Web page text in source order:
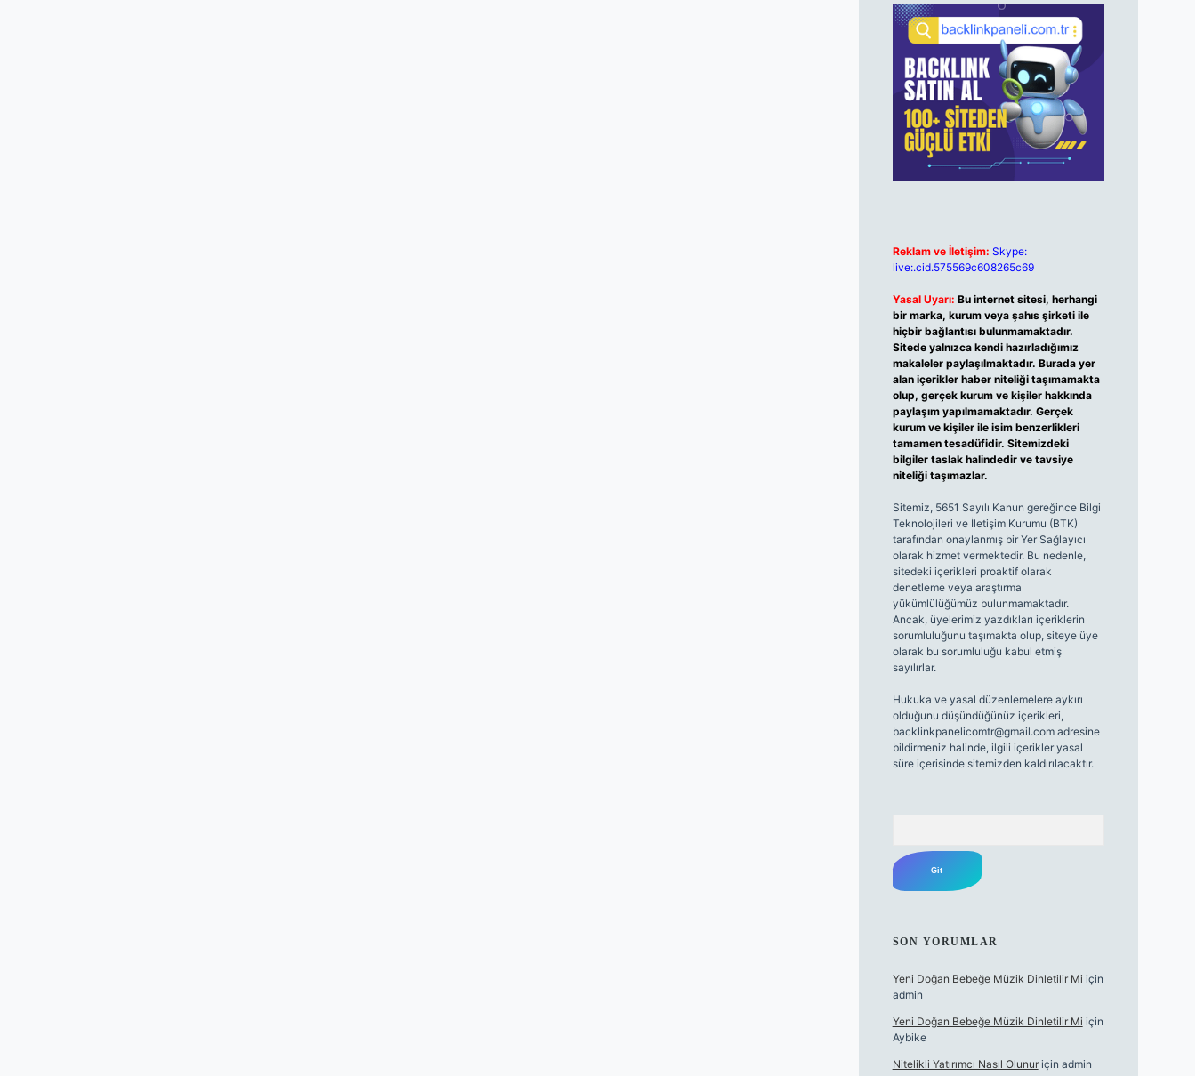
Reklam ve İletişim: Skype:
live:.cid.575569c608265c69
Yasal Uyarı: Bu internet sitesi, herhangi
bir marka, kurum veya şahıs şirketi ile
hiçbir bağlantısı bulunmamaktadır.
Sitede yalnızca kendi hazırladığımız
makaleler paylaşılmaktadır. Burada yer
alan içerikler haber niteliği taşımamakta
olup, gerçek kurum ve kişiler hakkında
paylaşım yapılmamaktadır. Gerçek
kurum ve kişiler ile isim benzerlikleri
tamamen tesadüfidir. Sitemizdeki
bilgiler taslak halindedir ve tavsiye
niteliği taşımazlar.
Sitemiz, 5651 Sayılı Kanun gereğince Bilgi
Teknolojileri ve İletişim Kurumu (BTK)
tarafından onaylanmış bir Yer Sağlayıcı
olarak hizmet vermektedir. Bu nedenle,
sitedeki içerikleri proaktif olarak
denetleme veya araştırma
yükümlülüğümüz bulunmamaktadır.
Ancak, üyelerimiz yazdıkları içeriklerin
sorumluluğunu taşımakta olup, siteye üye
olarak bu sorumluluğu kabul etmiş
sayılırlar.
Hukuka ve yasal düzenlemelere aykırı
olduğunu düşündüğünüz içerikleri,
backlinkpanelicomtr@gmail.comadresine
bildirmeniz halinde, ilgili içerikler yasal
süre içerisinde sitemizden kaldırılacaktır.
SON YORUMLAR
Yeni Doğan Bebeğe Müzik Dinletilir Mi için
admin
Yeni Doğan Bebeğe Müzik Dinletilir Mi için
Aybike
Nitelikli Yatırımcı Nasıl Olunuriçin admin